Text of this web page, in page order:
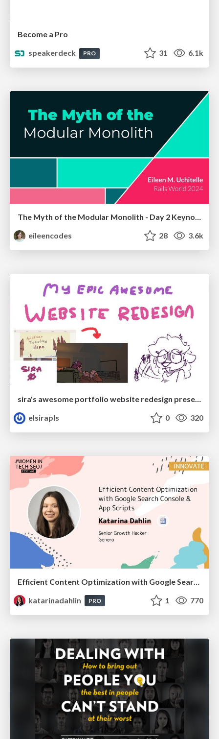
Become a Pro
speakerdeck
PRO 31 6.1k
The Myth of the Modular Monolith - Day 2 Keynote - Rails World 2024
eileencodes
28 3.6k
sira's awesome portfolio website redesign presentation
elsirapls
0 320
katarinadahlin
PRO 1 770